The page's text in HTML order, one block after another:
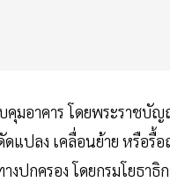
าคาร โดยพระราชบัญ
แปลง เคลื่อนย้าย หรือรื้
างปกครอง โดยกรมโยธ